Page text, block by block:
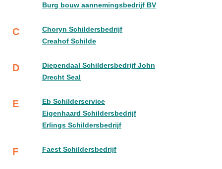
Burg bouw aannemingsbedrijf BV
C
Choryn Schildersbedrijf
Creahof Schilde
D
Diependaal Schildersbedrijf John
Drecht Seal
E
Eb Schilderservice
Eigenhaard Schildersbedrijf
Erlings Schildersbedrijf
F Faest Schildersbedrijf